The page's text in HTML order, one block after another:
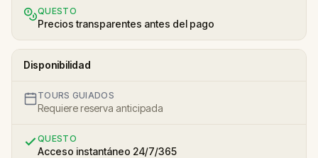
QUESTO
Precios transparentes antes del pago
Disponibilidad
TOURS GUIADOS
Requiere reserva anticipada
QUESTO
Acceso instantáneo 24/7/365